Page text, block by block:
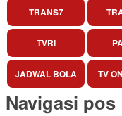
TRANS7
TVRI
JADWAL BOLA
TV
Navigasi pos